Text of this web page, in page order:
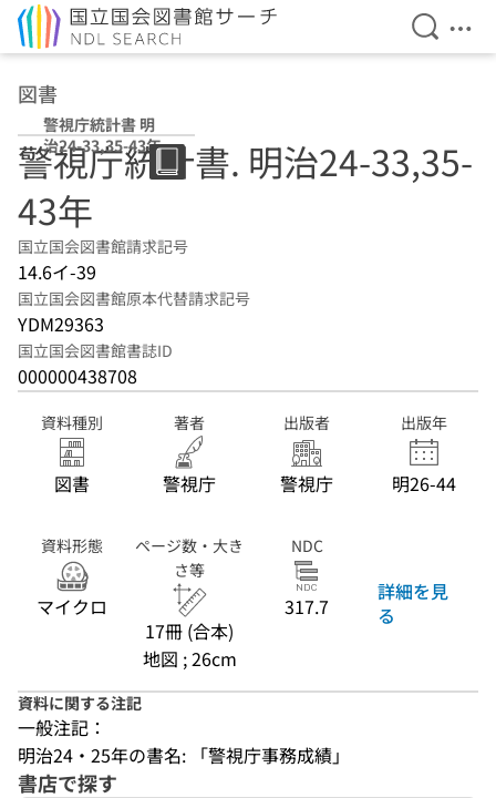
検索を
メ
図書
警視庁統計書 明
治24-33,35-43年
警視庁統計書. 明治24-33,35-
43年
国立国会図書館請求記号
14.6イ-39
国立国会図書館原本代替請求記号
YDM29363
国立国会図書館書誌ID
000000438708
資料種別
図書
著者
警視庁
出版者
警視庁
出版年
明26-44
資料形態
マイクロ
ページ数・大き
さ等
17冊 (合本)
地図 ; 26cm
NDC
317.7
詳細を見
る
資料に関する注記
一般注記：
明治24・25年の書名: 「警視庁事務成績」
書店で探す